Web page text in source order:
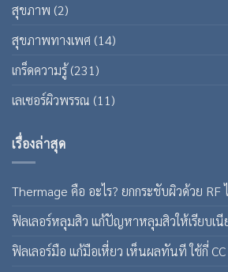
สุขภาพ (2)
สุขภาพทางเพศ (14)
เกร็ดความรู้(231)
เลเซอร์ผิวพรรณ (11)
เรื่องล่าสุด
Thermage คือ อะไร? ยกกระชับผิวด้วย RF
ฟิลเลอร์หลุมสิว แก้ปัญหาหลุมสิวให้เรียบเนี
ฟิลเลอร์มือ แก้มือเหี่ยว เห็นผลทันที ใช้กี่ CC